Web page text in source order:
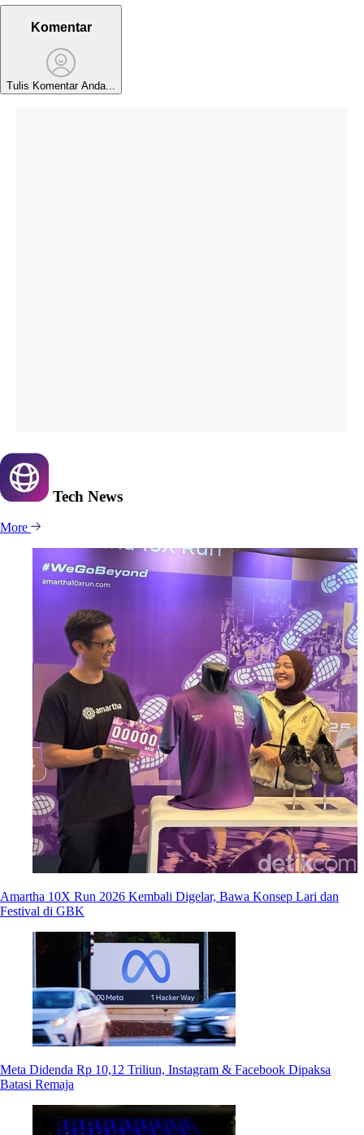
Komentar
Tulis Komentar Anda...
Tech News
More
Amartha 10X Run 2026 Kembali Digelar, Bawa Konsep Lari dan
Festival di GBK
Meta Didenda Rp 10,12 Triliun, Instagram & Facebook Dipaksa
Batasi Remaja